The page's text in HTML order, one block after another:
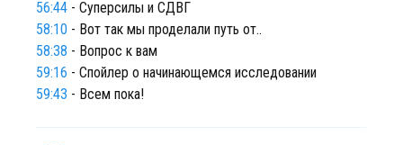
56:44 - Суперсилы и СДВГ
58:10 - Вот так мы проделали путь от..
58:38 - Вопрос к вам
59:16 - Спойлер о начинающемся исследовании
59:43 - Всем пока!